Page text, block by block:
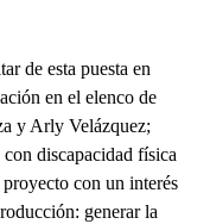
en el elenco de
y Arly Velázquez;
con discapacidad física
proyecto con un interés
generar la